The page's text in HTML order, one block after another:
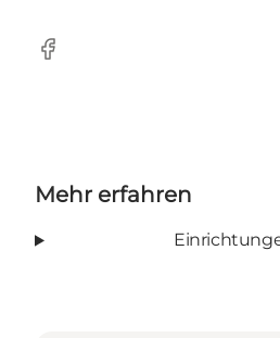
Facebook
Mehr erfahren